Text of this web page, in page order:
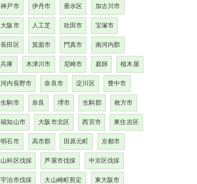
神戸市 伊丹市 垂水区 加古川市
大阪市 人工芝 吹田市 宝塚市
長田区 箕面市 門真市 南河内郡
兵庫 木津川市 尼崎市 庭師 植木屋
河内長野市 奈良市 淀川区 豊中市
生駒市 奈良 堺市 生駒郡 枚方市
福知山市 大阪市北区 西宮市 東住吉区
明石市 高市郡 田原元町 京都市
山科区伐採 芦屋市伐採 中京区伐採
宇治市伐採 大山崎町剪定 東大阪市